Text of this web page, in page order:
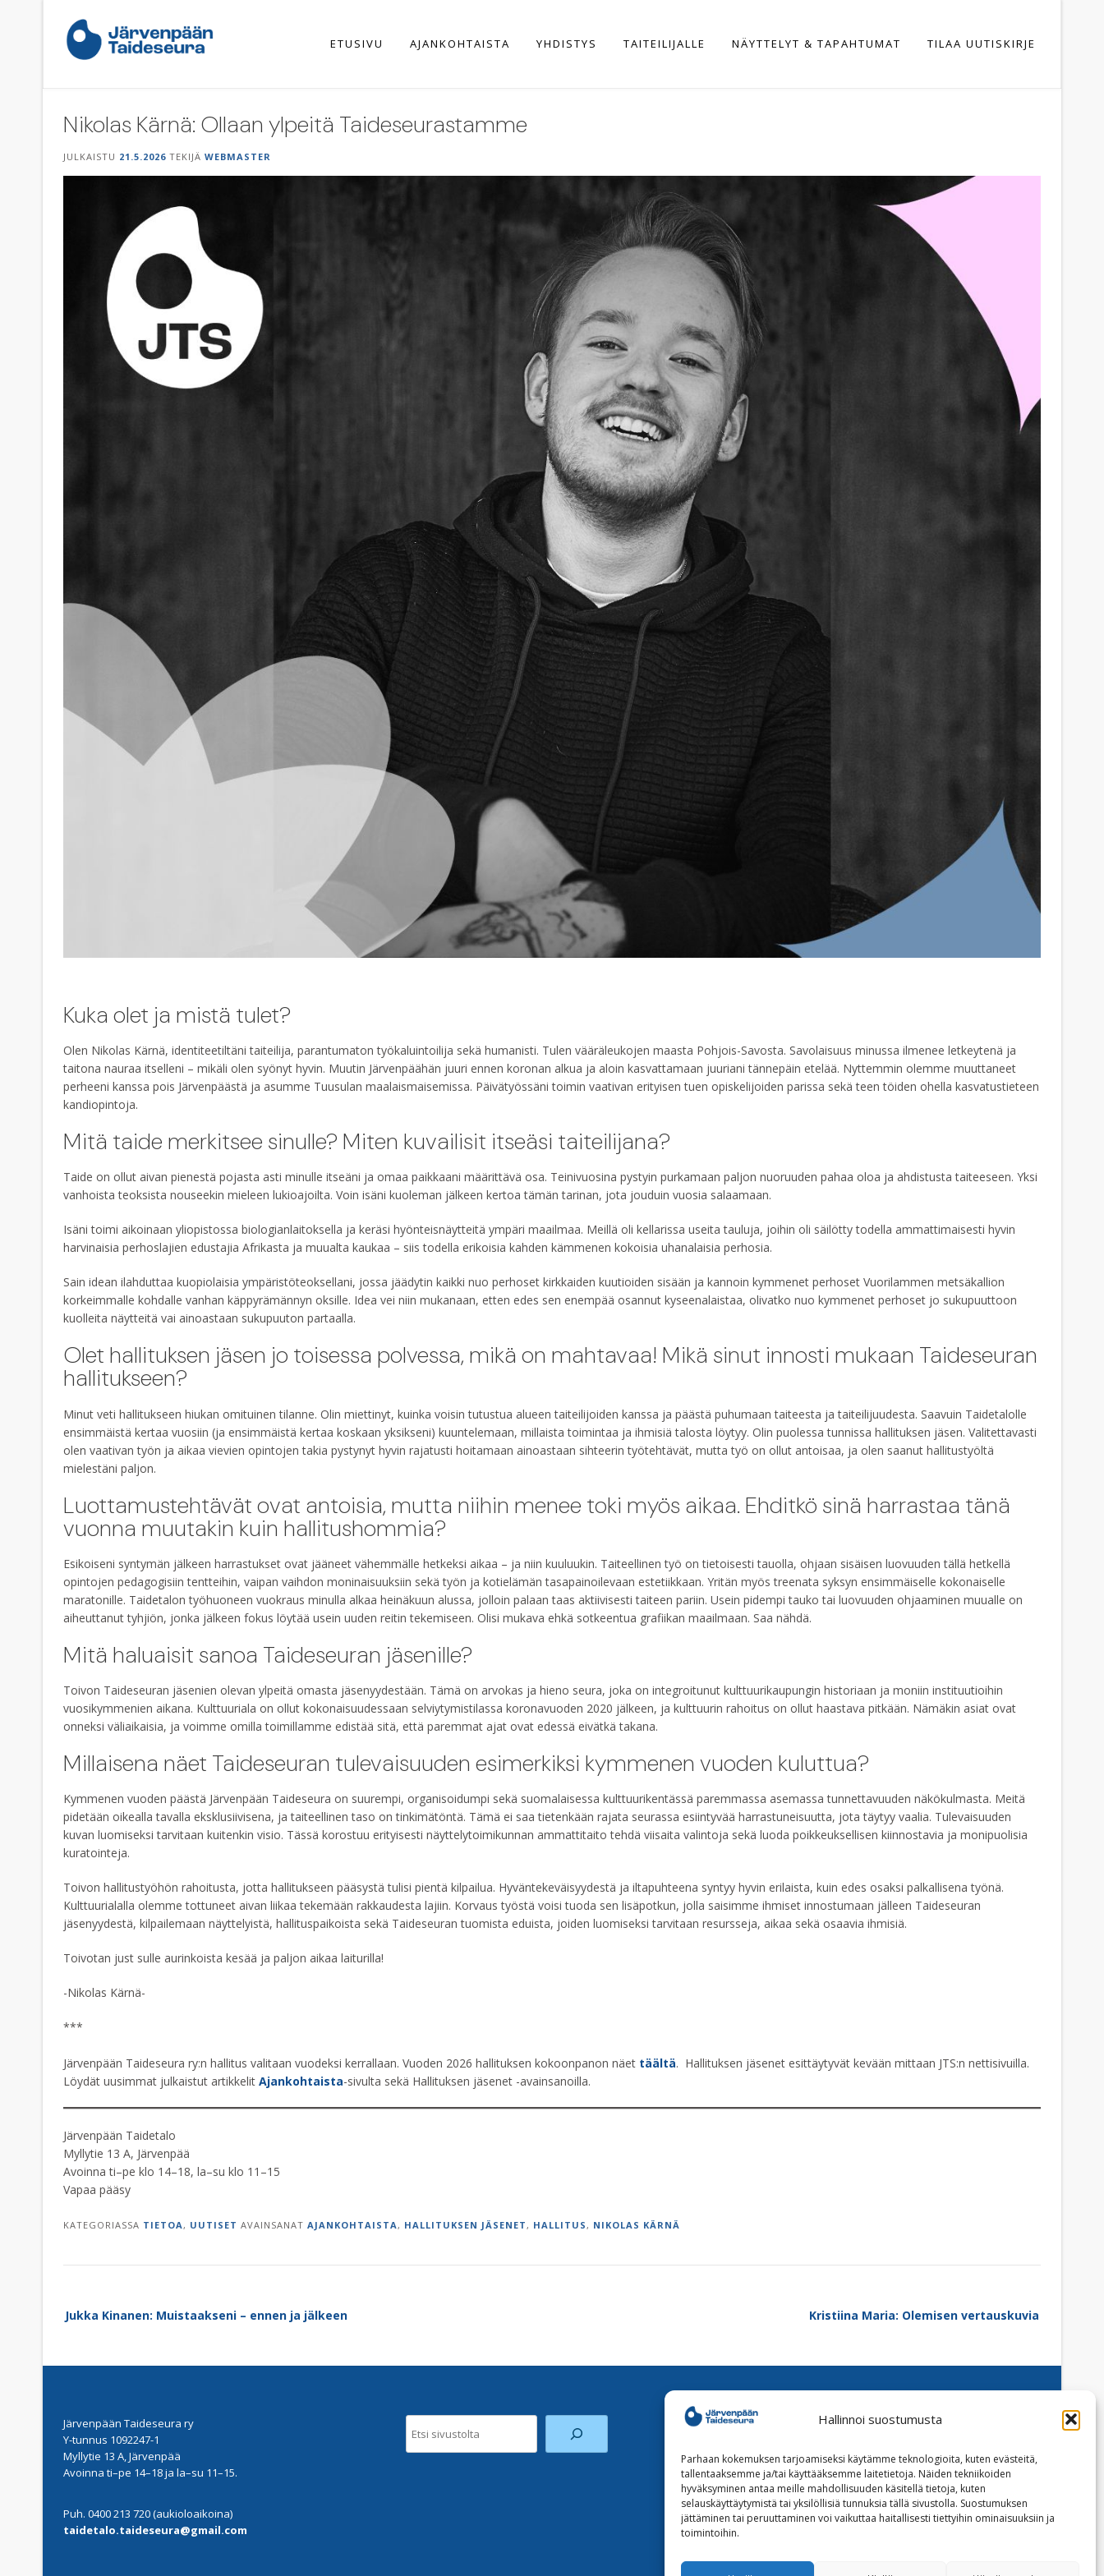
Hallinnoi suostumusta
Parhaan kokemuksen tarjoamiseksi käytämme teknologioita, kuten evästeitä,
tallentaaksemme ja/tai käyttääksemme laitetietoja. Näiden tekniikoiden
hyväksyminen antaa meille mahdollisuuden käsitellä tietoja, kuten
selauskäyttäytymistä tai yksilöllisiä tunnuksia tällä sivustolla. Suostumuksen
jättäminen tai peruuttaminen voi vaikuttaa haitallisesti tiettyihin ominaisuuksiin ja
toimintoihin.
ETUSIVU AJANKOHTAISTA YHDISTYS TAITEILIJALLE NÄYTTELYT & TAPAHTUMAT TILAA UUTISKIRJE
Nikolas Kärnä: Ollaan ylpeitä Taideseurastamme
JULKAISTU 21.5.2026 TEKIJÄ WEBMASTER
Kuka olet ja mistä tulet?
Olen Nikolas Kärnä, identiteetiltäni taiteilija, parantumaton työkaluintoilija sekä humanisti. Tulen vääräleukojen maasta Pohjois-Savosta. Savolaisuus minussa ilmenee letkeytenä ja
taitona nauraa itselleni – mikäli olen syönyt hyvin. Muutin Järvenpäähän juuri ennen koronan alkua ja aloin kasvattamaan juuriani tännepäin etelää. Nyttemmin olemme muuttaneet
perheeni kanssa pois Järvenpäästä ja asumme Tuusulan maalaismaisemissa. Päivätyössäni toimin vaativan erityisen tuen opiskelijoiden parissa sekä teen töiden ohella kasvatustieteen
kandiopintoja.
Mitä taide merkitsee sinulle? Miten kuvailisit itseäsi taiteilijana?
Taide on ollut aivan pienestä pojasta asti minulle itseäni ja omaa paikkaani määrittävä osa. Teinivuosina pystyin purkamaan paljon nuoruuden pahaa oloa ja ahdistusta taiteeseen. Yksi
vanhoista teoksista nouseekin mieleen lukioajoilta. Voin isäni kuoleman jälkeen kertoa tämän tarinan, jota jouduin vuosia salaamaan.
Isäni toimi aikoinaan yliopistossa biologianlaitoksella ja keräsi hyönteisnäytteitä ympäri maailmaa. Meillä oli kellarissa useita tauluja, joihin oli säilötty todella ammattimaisesti hyvin
harvinaisia perhoslajien edustajia Afrikasta ja muualta kaukaa – siis todella erikoisia kahden kämmenen kokoisia uhanalaisia perhosia.
Sain idean ilahduttaa kuopiolaisia ympäristöteoksellani, jossa jäädytin kaikki nuo perhoset kirkkaiden kuutioiden sisään ja kannoin kymmenet perhoset Vuorilammen metsäkallion
korkeimmalle kohdalle vanhan käppyrämännyn oksille. Idea vei niin mukanaan, etten edes sen enempää osannut kyseenalaistaa, olivatko nuo kymmenet perhoset jo sukupuuttoon
kuolleita näytteitä vai ainoastaan sukupuuton partaalla.
Olet hallituksen jäsen jo toisessa polvessa, mikä on mahtavaa! Mikä sinut innosti mukaan Taideseuran
hallitukseen?
Minut veti hallitukseen hiukan omituinen tilanne. Olin miettinyt, kuinka voisin tutustua alueen taiteilijoiden kanssa ja päästä puhumaan taiteesta ja taiteilijuudesta. Saavuin Taidetalolle
ensimmäistä kertaa vuosiin (ja ensimmäistä kertaa koskaan yksikseni) kuuntelemaan, millaista toimintaa ja ihmisiä talosta löytyy. Olin puolessa tunnissa hallituksen jäsen. Valitettavasti
olen vaativan työn ja aikaa vievien opintojen takia pystynyt hyvin rajatusti hoitamaan ainoastaan sihteerin työtehtävät, mutta työ on ollut antoisaa, ja olen saanut hallitustyöltä
mielestäni paljon.
Luottamustehtävät ovat antoisia, mutta niihin menee toki myös aikaa. Ehditkö sinä harrastaa tänä
vuonna muutakin kuin hallitushommia?
Esikoiseni syntymän jälkeen harrastukset ovat jääneet vähemmälle hetkeksi aikaa – ja niin kuuluukin. Taiteellinen työ on tietoisesti tauolla, ohjaan sisäisen luovuuden tällä hetkellä
opintojen pedagogisiin tentteihin, vaipan vaihdon moninaisuuksiin sekä työn ja kotielämän tasapainoilevaan estetiikkaan. Yritän myös treenata syksyn ensimmäiselle kokonaiselle
maratonille. Taidetalon työhuoneen vuokraus minulla alkaa heinäkuun alussa, jolloin palaan taas aktiivisesti taiteen pariin. Usein pidempi tauko tai luovuuden ohjaaminen muualle on
aiheuttanut tyhjiön, jonka jälkeen fokus löytää usein uuden reitin tekemiseen. Olisi mukava ehkä sotkeentua grafiikan maailmaan. Saa nähdä.
Mitä haluaisit sanoa Taideseuran jäsenille?
Toivon Taideseuran jäsenien olevan ylpeitä omasta jäsenyydestään. Tämä on arvokas ja hieno seura, joka on integroitunut kulttuurikaupungin historiaan ja moniin instituutioihin
vuosikymmenien aikana. Kulttuuriala on ollut kokonaisuudessaan selviytymistilassa koronavuoden 2020 jälkeen, ja kulttuurin rahoitus on ollut haastava pitkään. Nämäkin asiat ovat
onneksi väliaikaisia, ja voimme omilla toimillamme edistää sitä, että paremmat ajat ovat edessä eivätkä takana.
Millaisena näet Taideseuran tulevaisuuden esimerkiksi kymmenen vuoden kuluttua?
Kymmenen vuoden päästä Järvenpään Taideseura on suurempi, organisoidumpi sekä suomalaisessa kulttuurikentässä paremmassa asemassa tunnettavuuden näkökulmasta. Meitä
pidetään oikealla tavalla eksklusiivisena, ja taiteellinen taso on tinkimätöntä. Tämä ei saa tietenkään rajata seurassa esiintyvää harrastuneisuutta, jota täytyy vaalia. Tulevaisuuden
kuvan luomiseksi tarvitaan kuitenkin visio. Tässä korostuu erityisesti näyttelytoimikunnan ammattitaito tehdä viisaita valintoja sekä luoda poikkeuksellisen kiinnostavia ja monipuolisia
kuratointeja.
Toivon hallitustyöhön rahoitusta, jotta hallitukseen pääsystä tulisi pientä kilpailua. Hyväntekeväisyydestä ja iltapuhteena syntyy hyvin erilaista, kuin edes osaksi palkallisena työnä.
Kulttuurialalla olemme tottuneet aivan liikaa tekemään rakkaudesta lajiin. Korvaus työstä voisi tuoda sen lisäpotkun, jolla saisimme ihmiset innostumaan jälleen Taideseuran
jäsenyydestä, kilpailemaan näyttelyistä, hallituspaikoista sekä Taideseuran tuomista eduista, joiden luomiseksi tarvitaan resursseja, aikaa sekä osaavia ihmisiä.
Toivotan just sulle aurinkoista kesää ja paljon aikaa laiturilla!
-Nikolas Kärnä-
***
Järvenpään Taideseura ry:n hallitus valitaan vuodeksi kerrallaan. Vuoden 2026 hallituksen kokoonpanon näet täältä. Hallituksen jäsenet esittäytyvät kevään mittaan JTS:n nettisivuilla.
Löydät uusimmat julkaistut artikkelit Ajankohtaista-sivulta sekä Hallituksen jäsenet -avainsanoilla.
Järvenpään Taidetalo
Myllytie 13 A, Järvenpää
Avoinna ti–pe klo 14–18, la–su klo 11–15
Vapaa pääsy
KATEGORIASSA TIETOA, UUTISET AVAINSANAT AJANKOHTAISTA, HALLITUKSEN JÄSENET, HALLITUS, NIKOLAS KÄRNÄ
navigation
Jukka Kinanen: Muistaakseni – ennen ja jälkeen Kristiina Maria: Olemisen vertauskuvia
Järvenpään Taideseura ry
Y-tunnus 1092247-1
Myllytie 13 A, Järvenpää
Avoinna ti–pe 14–18 ja la–su 11–15.
Puh. 0400 213 720 (aukioloaikoina)
taidetalo.taideseura@gmail.com
Tilaa uutiskirje
Tietoja evästeistä